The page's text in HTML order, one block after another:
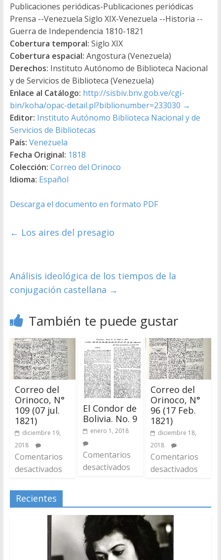
Publicaciones periódicas-Publicaciones periódicas
Prensa --Venezuela Siglo XIX-Venezuela --Historia --
Guerra de Independencia 1810-1821
Cobertura temporal: Siglo XIX
Cobertura espacial: Angostura (Venezuela)
Derechos: Instituto Autónomo de Biblioteca Nacional
y de Servicios de Biblioteca (Venezuela)
Enlace al Catálogo: http://sisbiv.bnv.gob.ve/cgi-
bin/koha/opac-detail.pl?biblionumber=233030 →
Editor: Instituto Autónomo Biblioteca Nacional y de
Servicios de Bibliotecas
País: Venezuela
Fecha Original: 1818
Colección: Correo del Orinoco
Idioma: Español
Descarga el documento en formato PDF
← Los aires del presagio
Análisis ideológica de los tiempos de la
conjugación castellana →
También te puede gustar
Correo del
Orinoco, N°
109 (07 jul.
1821)
diciembre 19,
2018
Comentarios
desactivados
El Condor de
Bolivia. No. 9
enero 1, 2018
Comentarios
desactivados
Correo del
Orinoco, N°
96 (17 Feb.
1821)
diciembre 18,
2018
Comentarios
desactivados
Recientes